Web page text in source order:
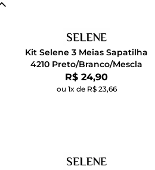
Kit Selene 3 Meias Sapatilha
4210 Preto/Branco/Mescla
Por:
R$ 24,90
ou 1x de R$ 23,66